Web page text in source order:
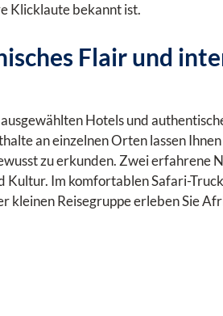
Klicklaute bekannt ist.
Flair und
Hotels und
an einzelnen Orten lassen
zu erkunden. Zwei erfahrene
Im komfortablen Safari-
kleinen Reisegruppe erleben Sie